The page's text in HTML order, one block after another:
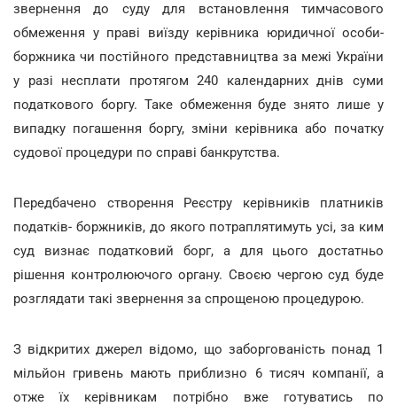
звернення до суду для встановлення тимчасового
обмеження у праві виїзду керівника юридичної особи-
боржника чи постійного представництва за межі України
у разі несплати протягом 240 календарних днів суми
податкового боргу. Таке обмеження буде знято лише у
випадку погашення боргу, зміни керівника або початку
судової процедури по справі банкрутства.
Передбачено створення Реєстру керівників платників
податків- боржників, до якого потраплятимуть усі, за ким
суд визнає податковий борг, а для цього достатньо
рішення контролюючого органу. Своєю чергою суд буде
розглядати такі звернення за спрощеною процедурою.
З відкритих джерел відомо, що заборгованість понад 1
мільйон гривень мають приблизно 6 тисяч компанії, а
отже їх керівникам потрібно вже готуватись по